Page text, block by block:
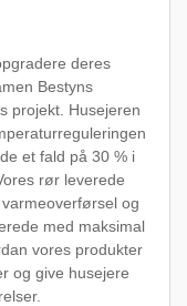
deres
Bestyns
projekt. Husejeren
et fald på 30 % i
rør leverede
og
med maksimal
vores produkter
og give husejere